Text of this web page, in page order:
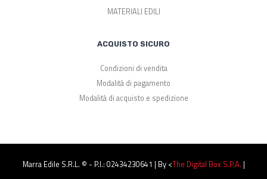
MATERIALI EDILI
ACQUISTO SICURO
Condizioni di vendita
Modalità di pagamento
Modalità di acquisto e spedizione
Marra Edile S.r.l. © - P.I.: 02434230641 | By <The Digital Box S.p.a. |